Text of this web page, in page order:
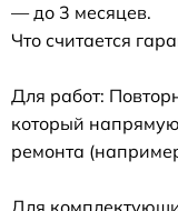
— до 3 месяцев.
Что считается
Для работ:
который
ремонта
Для